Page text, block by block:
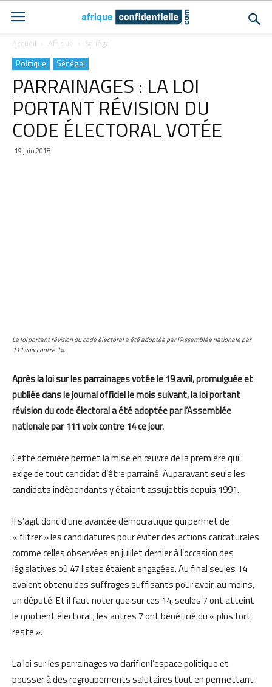
Accueil Afrique Sénégal
Politique Sénégal
PARRAINAGES : LA LOI
PORTANT RÉVISION DU
CODE ÉLECTORAL VOTÉE
19 juin 2018
La loi portant révision du code électoral a été adoptée par l’Assemblée nationale par
111 voix contre 14.
Après la loi sur les parrainages votée le 19 avril, promulguée et
publiée dans le journal officiel le mois suivant, la loi portant
révision du code électoral a été adoptée par l’Assemblée
nationale par 111 voix contre 14 ce jour.
Cette dernière permet la mise en œuvre de la première qui
exige de tout candidat d’être parrainé. Auparavant seuls les
candidats indépendants y étaient assujettis depuis 1991.
Il s’agit donc d’une avancée démocratique qui permet de
« filtrer » les candidatures pour éviter des actions caricaturales
comme celles observées en juillet dernier à l’occasion des
législatives où 47 listes étaient engagées. Au final seules 14
avaient obtenu des suffrages suffisants pour avoir, au moins,
un député. Et il faut noter que sur ces 14, seules 7 ont atteint
le quotient électoral ; les autres 7 ont bénéficié du « plus fort
reste ».
La loi sur les parrainages va clarifier l’espace politique et
pousser à des regroupements salutaires tout en permettant